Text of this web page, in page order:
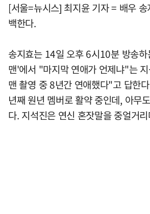
[서울=뉴시스] 최지윤 기자 = 배우
백한다.
송지효는 14일 오후 6시10분 방송하
맨'에서 "마지막 연애가 언제냐"는
맨 촬영 중 8년간 연애했다"고 답한
년째 원년 멤버로 활약 중인데, 아무
다. 지석진은 연신 혼잣말을 중얼거